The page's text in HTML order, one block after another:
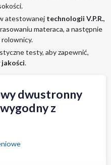
atestowanej technologii V.P.R.,
materaca, a następnie
testy, aby zapewnić,
jakości.
dwustronny
z